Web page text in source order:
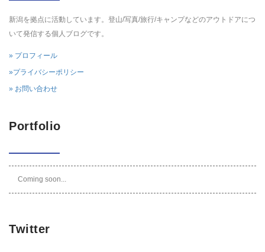
新潟を拠点に活動しています。登山/写真/旅行/キャンプなどのアウトドアにつ
いて発信する個人ブログです。
» プロフィール
»プライバシーポリシー
» お問い合わせ
Portfolio
Coming soon...
Twitter